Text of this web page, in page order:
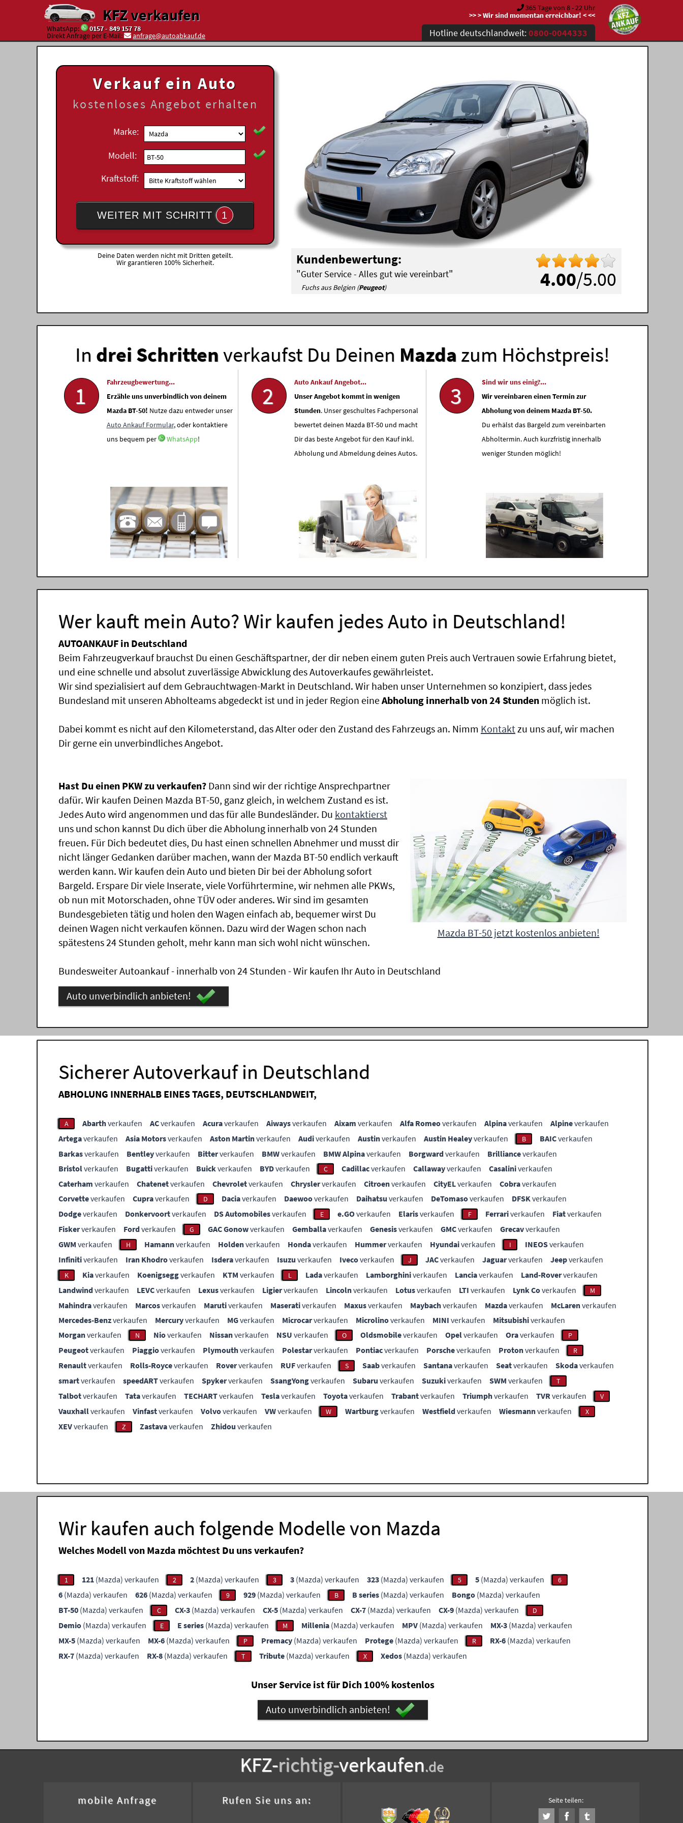
KFZ verkaufen
WhatsApp: 0157 - 849 157 78
Direkt Anfrage per E-Mail: anfrage@autoabkauf.de
365 Tage von 8 - 22 Uhr
>> > Wir sind momentan erreichbar! < <<
Hotline deutschlandweit:0800-0044333
Verkauf ein Auto
kostenloses Angebot erhalten
Marke:
Modell:
Kraftstoff:
WEITER MIT SCHRITT 1
Deine Daten werden nicht mit Dritten geteilt.
Wir garantieren 100% Sicherheit.
4.00/5.00
Kundenbewertung:
"Guter Service - Alles gut wie vereinbart"
Fuchs aus Belgien (Peugeot)
In drei Schrittenverkaufst Du Deinen Mazda zum Höchstpreis!
1
Fahrzeugbewertung...
Erzähle uns unverbindlich von deinem
Mazda BT-50! Nutze dazu entweder unser
Auto Ankauf Formular, oder kontaktiere
uns bequem per
WhatsApp!
2
Auto Ankauf Angebot...
Unser Angebot kommt in wenigen
Stunden. Unser geschultes Fachpersonal
bewertet deinen Mazda BT-50 und macht
Dir das beste Angebot für den Kauf inkl.
Abholung und Abmeldung deines Autos.
3
Sind wir uns einig?...
Wir vereinbaren einen Termin zur
Abholung von deinem Mazda BT-50.
Du erhälst das Bargeld zum vereinbarten
Abholtermin. Auch kurzfristig innerhalb
weniger Stunden möglich!
Wer kauft mein Auto? Wir kaufen jedes Auto in Deutschland!
AUTOANKAUF in Deutschland
Beim Fahrzeugverkauf brauchst Du einen Geschäftspartner, der dir neben einem guten Preis auch Vertrauen sowie Erfahrung bietet,
und eine schnelle und absolut zuverlässige Abwicklung des Autoverkaufes gewährleistet.
Wir sind spezialisiert auf dem Gebrauchtwagen-Markt in Deutschland. Wir haben unser Unternehmen so konzipiert, dass jedes
Bundesland mit unseren Abholteams abgedeckt ist und in jeder Region eineAbholung innerhalb von 24 Stunden möglich ist.
Dabei kommt es nicht auf den Kilometerstand, das Alter oder den Zustand des Fahrzeugs an. Nimm Kontaktzu uns auf, wir machen
Dir gerne ein unverbindliches Angebot.
Mazda BT-50 jetzt kostenlos anbieten!
Hast Du einen PKW zu verkaufen? Dann sind wir der richtige Ansprechpartner
dafür. Wir kaufen Deinen Mazda BT-50, ganz gleich, in welchem Zustand es ist.
Jedes Auto wird angenommen und das für alle Bundesländer. Du kontaktierst
uns und schon kannst Du dich über die Abholung innerhalb von 24 Stunden
freuen. Für Dich bedeutet dies, Du hast einen schnellen Abnehmer und musst dir
nicht länger Gedanken darüber machen, wann der Mazda BT-50 endlich verkauft
werden kann. Wir kaufen dein Auto und bieten Dir bei der Abholung sofort
Bargeld. Erspare Dir viele Inserate, viele Vorführtermine, wir nehmen alle PKWs,
ob nun mit Motorschaden, ohne TÜV oder anderes. Wir sind im gesamten
Bundesgebieten tätig und holen den Wagen einfach ab, bequemer wirst Du
deinen Wagen nicht verkaufen können. Dazu wird der Wagen schon nach
spätestens 24 Stunden geholt, mehr kann man sich wohl nicht wünschen.
Bundesweiter Autoankauf - innerhalb von 24 Stunden - Wir kaufen Ihr Auto in Deutschland
Auto unverbindlich anbieten!
Sicherer Autoverkauf in Deutschland
ABHOLUNG INNERHALB EINES TAGES, DEUTSCHLANDWEIT,
A Abarthverkaufen ACverkaufen Acuraverkaufen Aiwaysverkaufen Aixam verkaufen Alfa Romeoverkaufen Alpinaverkaufen Alpineverkaufen
Artegaverkaufen Asia Motorsverkaufen Aston Martinverkaufen Audiverkaufen Austinverkaufen Austin Healeyverkaufen B BAICverkaufen
Barkasverkaufen Bentleyverkaufen Bitterverkaufen BMWverkaufen BMW Alpinaverkaufen Borgwardverkaufen Brillianceverkaufen
Bristolverkaufen Bugattiverkaufen Buickverkaufen BYDverkaufen C Cadillacverkaufen Callawayverkaufen Casaliniverkaufen
Caterham verkaufen Chatenetverkaufen Chevroletverkaufen Chryslerverkaufen Citroenverkaufen CityELverkaufen Cobraverkaufen
Corvetteverkaufen Cupraverkaufen D Daciaverkaufen Daewooverkaufen Daihatsu verkaufen DeTomasoverkaufen DFSKverkaufen
Dodgeverkaufen Donkervoortverkaufen DS Automobilesverkaufen E e.GOverkaufen Elarisverkaufen F Ferrariverkaufen Fiatverkaufen
Fiskerverkaufen Fordverkaufen G GAC Gonowverkaufen Gemballaverkaufen Genesisverkaufen GMCverkaufen Grecavverkaufen
GWM verkaufen H Hamannverkaufen Holdenverkaufen Hondaverkaufen Hummerverkaufen Hyundaiverkaufen I INEOSverkaufen
Infinitiverkaufen Iran Khodroverkaufen Isderaverkaufen Isuzu verkaufen Ivecoverkaufen J JACverkaufen Jaguarverkaufen Jeepverkaufen
K Kiaverkaufen Koenigseggverkaufen KTM verkaufen L Ladaverkaufen Lamborghiniverkaufen Lanciaverkaufen Land-Roververkaufen
Landwindverkaufen LEVCverkaufen Lexusverkaufen Ligierverkaufen Lincolnverkaufen Lotusverkaufen LTI verkaufen Lynk Coverkaufen M
Mahindraverkaufen Marcosverkaufen Marutiverkaufen Maserativerkaufen Maxusverkaufen Maybachverkaufen Mazdaverkaufen McLarenverkaufen
Mercedes-Benzverkaufen Mercuryverkaufen MGverkaufen Microcarverkaufen Microlinoverkaufen MINI verkaufen Mitsubishiverkaufen
Morganverkaufen N Nioverkaufen Nissanverkaufen NSU verkaufen O Oldsmobileverkaufen Opelverkaufen Oraverkaufen P
Peugeotverkaufen Piaggioverkaufen Plymouthverkaufen Polestarverkaufen Pontiacverkaufen Porscheverkaufen Protonverkaufen R
Renaultverkaufen Rolls-Royceverkaufen Roververkaufen RUFverkaufen S Saabverkaufen Santanaverkaufen Seatverkaufen Skodaverkaufen
smartverkaufen speedARTverkaufen Spykerverkaufen SsangYongverkaufen Subaru verkaufen Suzukiverkaufen SWM verkaufen T
Talbotverkaufen Tataverkaufen TECHARTverkaufen Teslaverkaufen Toyotaverkaufen Trabantverkaufen Triumphverkaufen TVRverkaufen V
Vauxhallverkaufen Vinfastverkaufen Volvoverkaufen VWverkaufen W Wartburgverkaufen Westfieldverkaufen Wiesmannverkaufen X
XEVverkaufen Z Zastavaverkaufen Zhidou verkaufen
Wir kaufen auch folgende Modelle von Mazda
Welches Modell von Mazda möchtest Du uns verkaufen?
1 121 (Mazda) verkaufen 2 2 (Mazda) verkaufen 3 3 (Mazda) verkaufen 323 (Mazda) verkaufen 5 5 (Mazda) verkaufen 6
6 (Mazda) verkaufen 626 (Mazda) verkaufen 9 929 (Mazda) verkaufen B B series (Mazda) verkaufen Bongo (Mazda) verkaufen
BT-50 (Mazda) verkaufen C CX-3 (Mazda) verkaufen CX-5 (Mazda) verkaufen CX-7 (Mazda) verkaufen CX-9 (Mazda) verkaufen D
Demio (Mazda) verkaufen E E series (Mazda) verkaufen M Millenia (Mazda) verkaufen MPV (Mazda) verkaufen MX-3 (Mazda) verkaufen
MX-5 (Mazda) verkaufen MX-6 (Mazda) verkaufen P Premacy (Mazda) verkaufen Protege (Mazda) verkaufen R RX-6 (Mazda) verkaufen
RX-7 (Mazda) verkaufen RX-8 (Mazda) verkaufen T Tribute (Mazda) verkaufen X Xedos (Mazda) verkaufen
Unser Service ist für Dich 100% kostenlos
Auto unverbindlich anbieten!
KFZ-richtig-verkaufen.de
mobile Anfrage Rufen Sie uns an: Seite teilen: